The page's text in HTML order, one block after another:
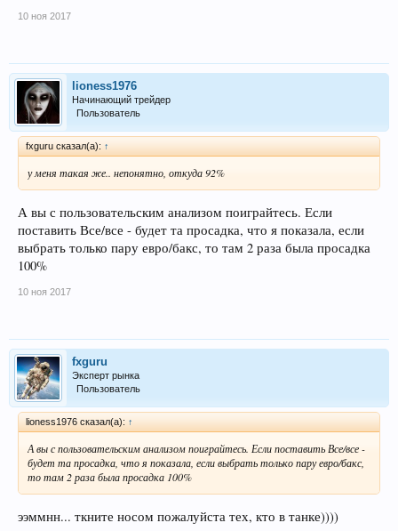
10 ноя 2017
lioness1976
Начинающий трейдер
Пользователь
fxguru сказал(а): ↑
у меня такая же.. непонятно, откуда 92%
А вы с пользовательским анализом поиграйтесь. Если
поставить Все/все - будет та просадка, что я показала, если
выбрать только пару евро/бакс, то там 2 раза была просадка
100%
10 ноя 2017
fxguru
Эксперт рынка
Пользователь
lioness1976 сказал(а): ↑
А вы с пользовательским анализом поиграйтесь. Если поставить Все/все -
будет та просадка, что я показала, если выбрать только пару евро/бакс,
то там 2 раза была просадка 100%
ээммнн... ткните носом пожалуйста тех, кто в танке))))